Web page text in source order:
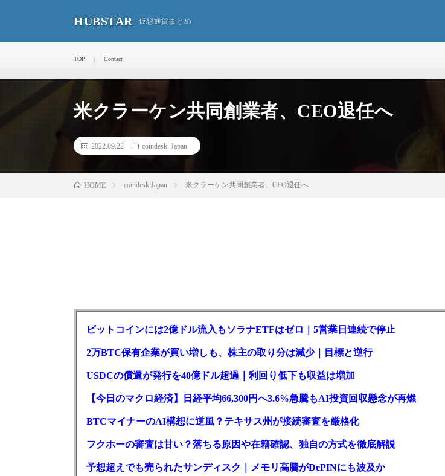
HUBSTAR 仮想通貨まとめ
TOP Contact
米クラーケン共同創業者、CEO退任へ
2022.09.22 coindesk Japan
HOME coindesk Japan 米クラーケン共同創業者、CEO退任へ
ビットコインには2億ドル流入もソラナETFはゼロ｜5営業日連続で停止
2万BTC保有企業が買い増しも、株主の取り分は減少｜目標と逆行
USDCの償還が発行を40億ドル超過｜利回り低下も収益は増加
【今日のマクロ経済】日経平均66,300円へ3.6%急騰もAI投資回収懸念が再燃
BTCマイナーのAI構想に逆風？テキサス州が接続審査を厳格化
フクホーの審査は甘い？落ちる原因や在籍確認、独自の方式を徹底解説
予想超えでも売られたサンディスク｜メモリ高騰がDePINにも波及か